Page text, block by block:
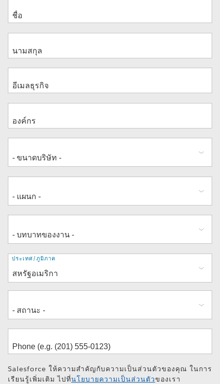
ที่
อยู่
ประเทศ/ภูมิภาค
Salesforce ให้ความสำคัญกับความเป็นส่วนตัวของคุณ ในการ
เรียนรู้เพิ่มเติม ไปที่นโยบายความเป็นส่วนตัวของเรา